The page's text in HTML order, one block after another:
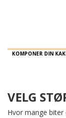
KOMPONER DIN
VELG
Hvor mange biter